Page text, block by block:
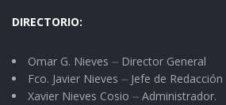
DIRECTORIO:
Omar G. Nieves ⏤ Director General
Fco. Javier Nieves ⏤ Jefe de Redacción
Xavier Nieves Cosio ⏤ Administrador.